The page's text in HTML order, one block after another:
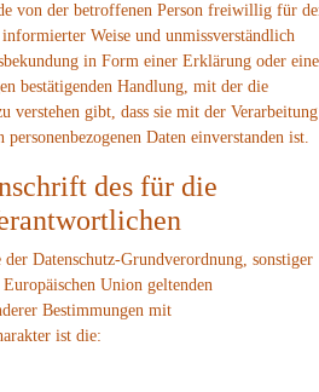
von der betroffenen Person freiwillig für
Weise und unmissverständlich
in Form einer Erklärung oder
bestätigenden Handlung, mit der die
verstehen gibt, dass sie mit der Verarbeitung
personenbezogenen Daten einverstanden ist.
des für die
Datenschutz-Grundverordnung, sonstiger
Union geltenden
Bestimmungen mit
ist die: